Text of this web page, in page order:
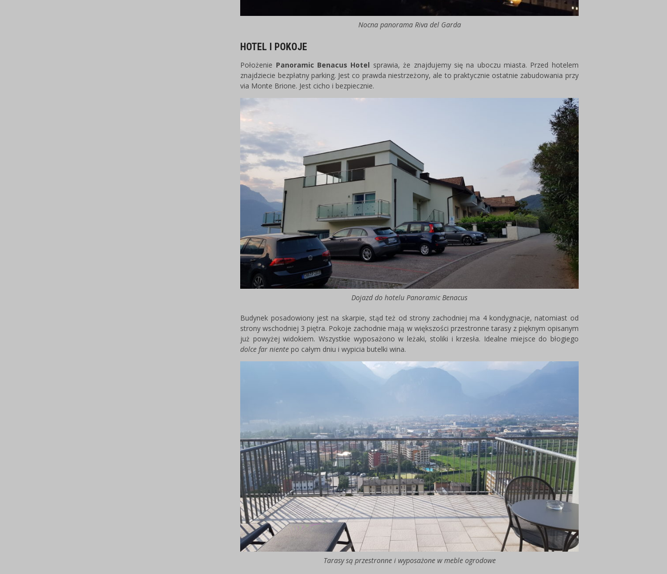
Nocna panorama Riva del Garda
HOTEL I POKOJE
Położenie Panoramic Benacus Hotel sprawia, że znajdujemy się na uboczu miasta. Przed hotelem
znajdziecie bezpłatny parking. Jest co prawda niestrzeżony, ale to praktycznie ostatnie zabudowania przy
via Monte Brione. Jest cicho i bezpiecznie.
Dojazd do hotelu Panoramic Benacus
Budynek posadowiony jest na skarpie, stąd też od strony zachodniej ma 4 kondygnacje, natomiast od
strony wschodniej 3 piętra. Pokoje zachodnie mają w większości przestronne tarasy z pięknym opisanym
już powyżej widokiem. Wszystkie wyposażono w leżaki, stoliki i krzesła. Idealne miejsce do błogiego
dolce far niente po całym dniu i wypicia butelki wina.
Tarasy są przestronne i wyposażone w meble ogrodowe